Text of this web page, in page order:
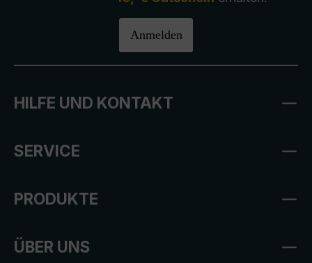
Anmelden
HILFE UND KONTAKT
SERVICE
PRODUKTE
ÜBER UNS